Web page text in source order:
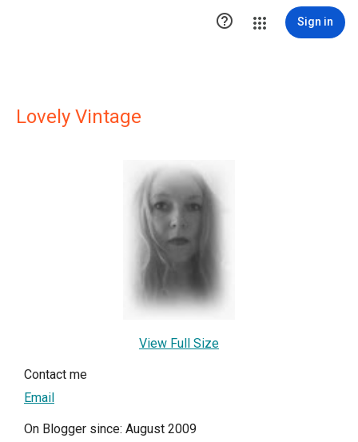
 Sign in
Lovely Vintage
View Full Size
Contact me
Email
On Blogger since: August 2009